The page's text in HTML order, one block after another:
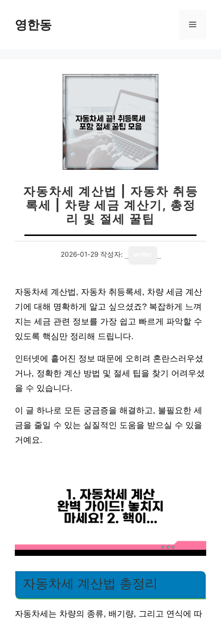
영한동 메
자동차세 계산법 | 자동차 취등
록세 | 차량 세금 계산기, 총정
리 및 절세 꿀팁
2026-01-29 작성자:
자동차세 계산법, 자동차 취등록세, 차량 세금 계산
기에 대해 명확하게 알고 싶으셨죠? 복잡하게 느껴
지는 세금 관련 정보를 가장 쉽고 빠르게 파악할 수
있도록 핵심만 정리해 드립니다.
인터넷에 흩어진 정보 때문에 오히려 혼란스러우셨
거나, 정확한 계산 방법 및 절세 팁을 찾기 어려우셨
을 수 있습니다.
이 글 하나로 모든 궁금증을 해결하고, 불필요한 세
금을 줄일 수 있는 실질적인 도움을 받으실 수 있을
거예요.
자동차세 계산법 총정리
자동차세는 차량의 종류, 배기량, 그리고 연식에 따